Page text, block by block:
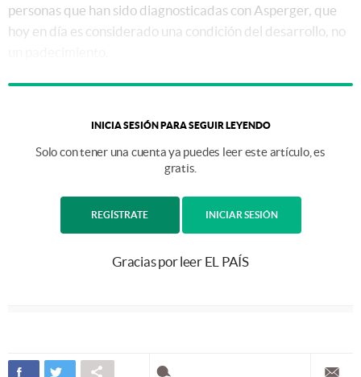
personas que han sido diagnosticadas con Asperger, que
hoy en día es considerado una condición del desarrollo, no
INICIA SESIÓN PARA SEGUIR LEYENDO
Solo con tener una cuenta ya puedes leer este artículo, es
gratis.
REGÍSTRATE INICIAR SESIÓN
Gracias por leer EL PAÍS